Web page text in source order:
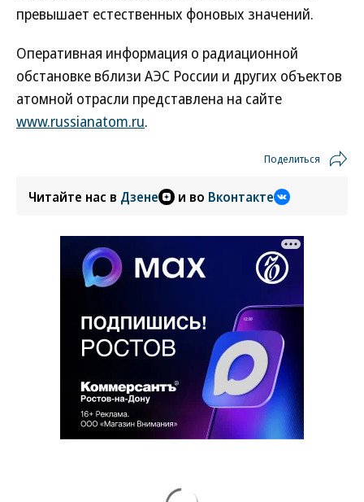
превышает естественных фоновых значений.
Оперативная информация о радиационной
обстановке вблизи АЭС России и других объектов
атомной отрасли представлена на сайте
www.russianatom.ru.
Поделиться
Читайте нас в Дзене и во Вконтакте